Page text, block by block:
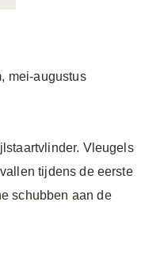
mei-augustus
Vleugels
tijdens de eerste
schubben aan de